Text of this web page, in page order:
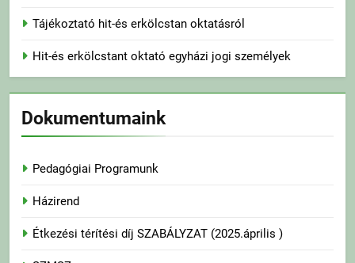
Tájékoztató hit-és erkölcstan oktatásról
Hit-és erkölcstant oktató egyházi jogi személyek
Dokumentumaink
Pedagógiai Programunk
Házirend
Étkezési térítési díj SZABÁLYZAT (2025.április )